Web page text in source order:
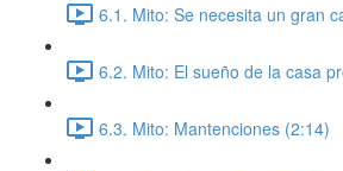
6.1. Mito: Se necesita un gran
6.2. Mito: El sueño de la casa
6.3. Mito: Mantenciones (2:14)